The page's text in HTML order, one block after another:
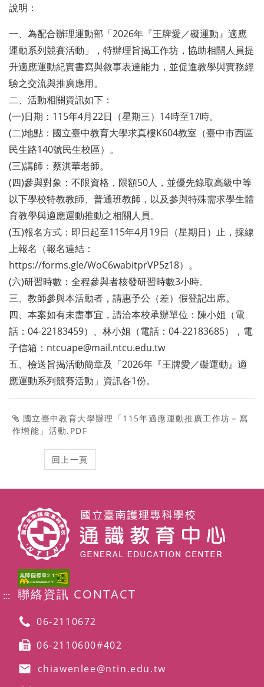
說明：
一、為配合辦理運動部「2026年『王牌愛／礙運動』適應
運動系列競賽活動」，特辦理旨揭工作坊，協助相關人員提
升適應運動紀實書寫與敘事表達能力，並促進教學與實務經
驗之交流與推廣應用。
二、活動相關資訊如下：
(一)日期：115年4月22日（星期三）14時至17時。
(二)地點：國立臺中教育大學求真樓K604教室（臺中市西區
民生路140號民生校區）。
(三)講師：蔡淇華老師。
(四)參與對象：不限資格，限額50人，並優先錄取高級中等
以下學校特教教師、普通班教師，以及參與特殊需求學生體
育教學與適應運動推動之相關人員。
(五)報名方式：即日起至115年4月19日（星期日）止，採線
上報名（報名連結：
https://forms.gle/WoC6wabitprVP5z18）。
(六)研習時數：全程參與者核發研習時數3小時。
三、教師參與本活動者，請惠予公（差）假登記出席。
四、本案如有未盡事宜，請洽本校承辦單位：陳小姐（電
話：04-22183459）、林小姐（電話：04-22183685），電
子信箱：ntcuape@mail.ntcu.edu.tw
五、檢送旨揭活動簡章及「2026年『王牌愛／礙運動』適
應運動系列競賽活動」資訊各1份。
國立臺中教育大學辦理「115年適應運動推廣工作坊－寫
作增能」活動.PDF
::: 聯絡資訊 CONTACT
06-2110672
06-2110600#402
chiawenlee@ntin.edu.tw